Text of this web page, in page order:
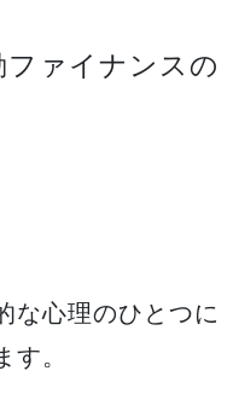
ァイナンスの
な心理のひとつに
す。